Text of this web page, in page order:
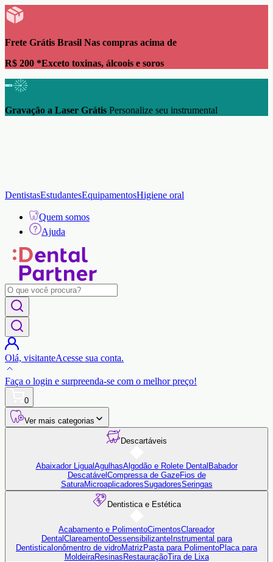
Frete Grátis Brasil Nas compras acima de
R$ 200 *Exceto toxinas, álcoois e soros
Gravação a Laser Grátis Personalize seu instrumental
DentistasEstudantesEquipamentosHigiene oral
Quem somos
Ajuda
Olá, visitanteAcesse sua conta.
Faça o login e surpreenda-se com o melhor preço!
0
Ver mais categorias
Descartáveis
Abaixador Ligual AgulhasAlgodão e Rolete Dental Babador
Descatável Compressa de GazeFios de
SaturaMicroaplicadoresSugadoresSeringas
Dentistica e Estética
Acabamento e PolimentoCimentosClareador
Dental ClareamentoDessensibilizanteInstrumental para
Dentistica Ionômentro de vidroMatriz Pasta para PolimentoPlaca para
MoldeiraResinas RestauraçãoTira de Lixa